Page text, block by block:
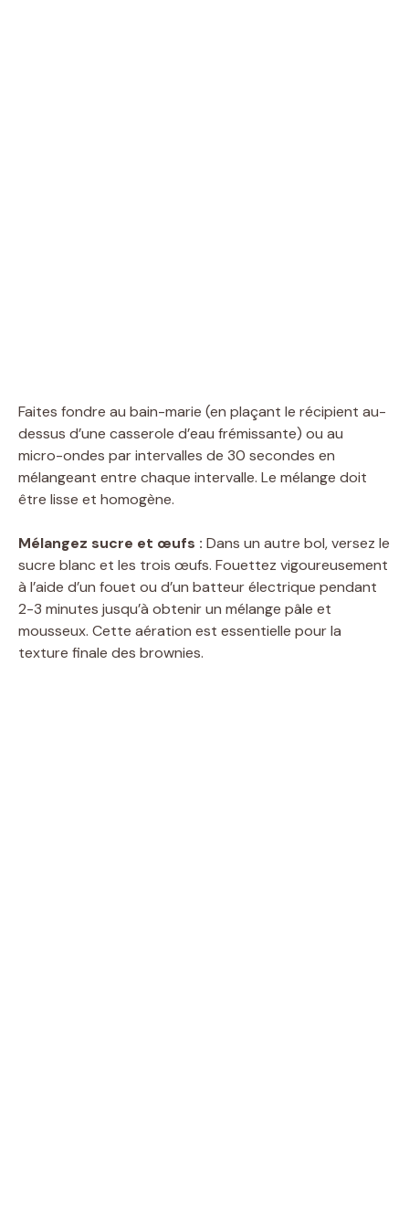
Faites fondre au bain-marie (en plaçant le récipient au-
dessus d’une casserole d’eau frémissante) ou au
micro-ondes par intervalles de 30 secondes en
mélangeant entre chaque intervalle. Le mélange doit
être lisse et homogène.
Mélangez sucre et œufs : Dans un autre bol, versez le
sucre blanc et les trois œufs. Fouettez vigoureusement
à l’aide d’un fouet ou d’un batteur électrique pendant
2-3 minutes jusqu’à obtenir un mélange pâle et
mousseux. Cette aération est essentielle pour la
texture finale des brownies.